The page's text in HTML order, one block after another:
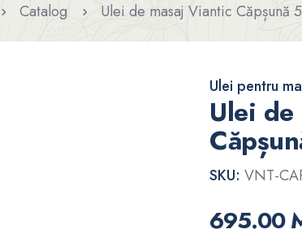
Catalog Ulei de masaj Viantic Căpșună
Ulei pentru
Ulei
SKU: VNT-
695.00